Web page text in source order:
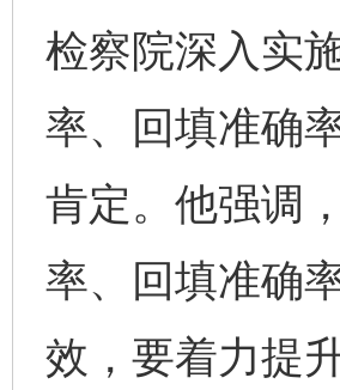
检察院深入实
率、回填准确
肯定。他强调
率、回填准确
效，要着力提